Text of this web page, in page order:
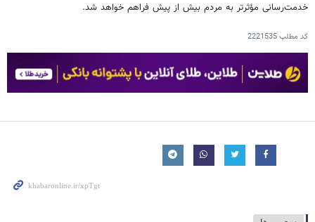
خدمت‌رسانی مؤثرتر به مردم بیش از پیش فراهم خواهد شد.
کد مطلب2221535